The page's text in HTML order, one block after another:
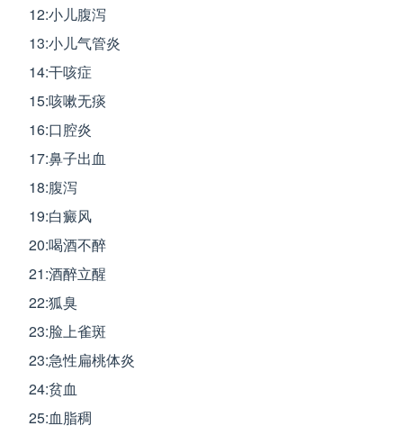
12:小儿腹泻
13:小儿气管炎
14:干咳症
15:咳嗽无痰
16:口腔炎
17:鼻子出血
18:腹泻
19:白癜风
20:喝酒不醉
21:酒醉立醒
22:狐臭
23:脸上雀斑
23:急性扁桃体炎
24:贫血
25:血脂稠